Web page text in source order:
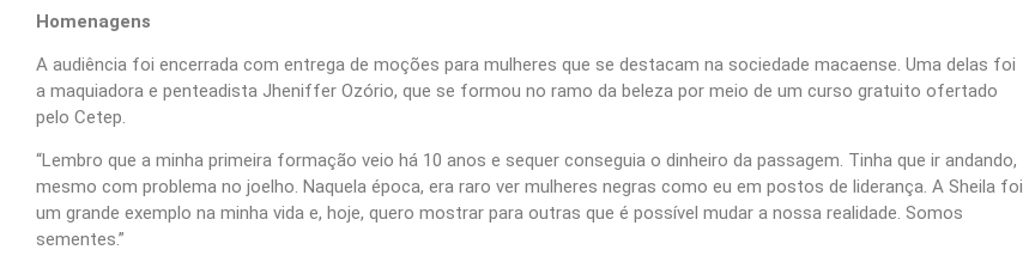
Homenagens
A audiência foi encerrada com entrega de moções para mulheres que se destacam na sociedade macaense. Uma delas foi
a maquiadora e penteadista Jheniffer Ozório, que se formou no ramo da beleza por meio de um curso gratuito ofertado
pelo Cetep.
“Lembro que a minha primeira formação veio há 10 anos e sequer conseguia o dinheiro da passagem. Tinha que ir andando,
mesmo com problema no joelho. Naquela época, era raro ver mulheres negras como eu em postos de liderança. A Sheila foi
um grande exemplo na minha vida e, hoje, quero mostrar para outras que é possível mudar a nossa realidade. Somos
sementes.”